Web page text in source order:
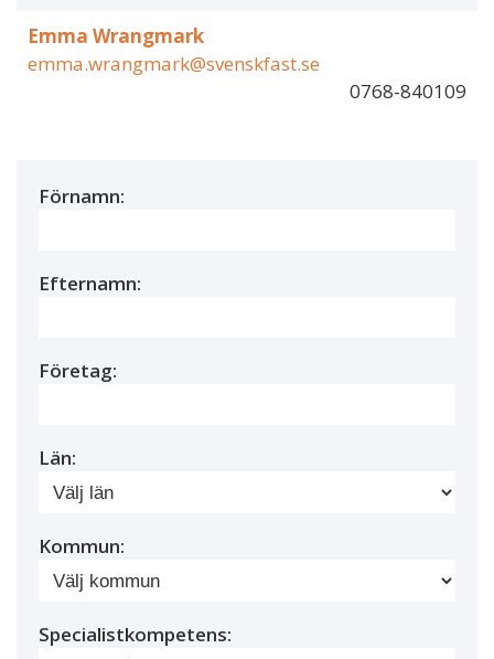
Emma Wrangmark
emma.wrangmark@svenskfast.se
0768-840109
Förnamn:
Efternamn:
Företag:
Län:
Kommun:
Specialistkompetens: